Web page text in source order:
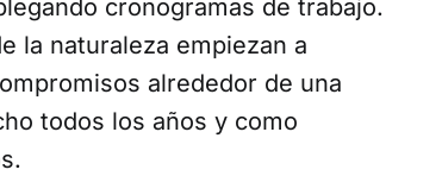
cronogramas de trabajo.
la naturaleza empiezan a
alrededor de una
todos los años y como